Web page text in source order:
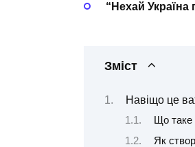
“Нехай
Зміст
Навіщо це
Що таке
Як